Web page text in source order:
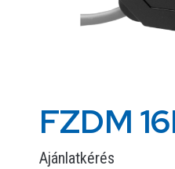
FZDM
Ajánlatkérés